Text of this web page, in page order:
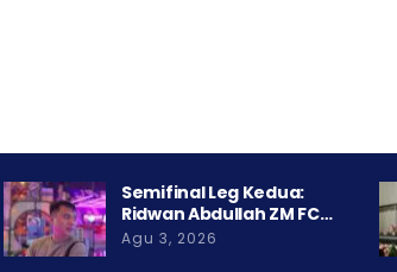
Semifinal Leg Kedua:
Ridwan Abdullah ZM FC…
Agu 3, 2026